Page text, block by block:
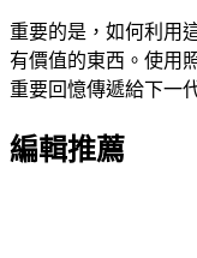
重要的是，如何利用
有價值的東西。使用
重要回憶傳遞給下一
編輯推薦